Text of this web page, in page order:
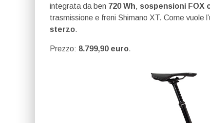
integrata da ben 720 Wh, sospensioni FOX
trasmissione e freni Shimano XT. Come vuole
sterzo.
Prezzo: 8.799,90 euro.